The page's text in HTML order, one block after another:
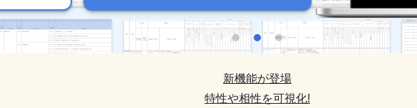
新機能が登場
特性や相性を可視化!